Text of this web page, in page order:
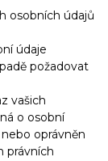
osobních údajů
údaje
požadovat
vašich
o osobní
oprávněn
právních